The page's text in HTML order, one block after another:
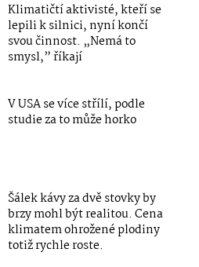
Klimatičtí aktivisté, kteří se
lepili k silnici, nyní končí
svou činnost. „Nemá to
smysl,” říkají
V USA se více střílí, podle
studie za to může horko
Šálek kávy za dvě stovky by
brzy mohl být realitou. Cena
klimatem ohrožené plodiny
totiž rychle roste.